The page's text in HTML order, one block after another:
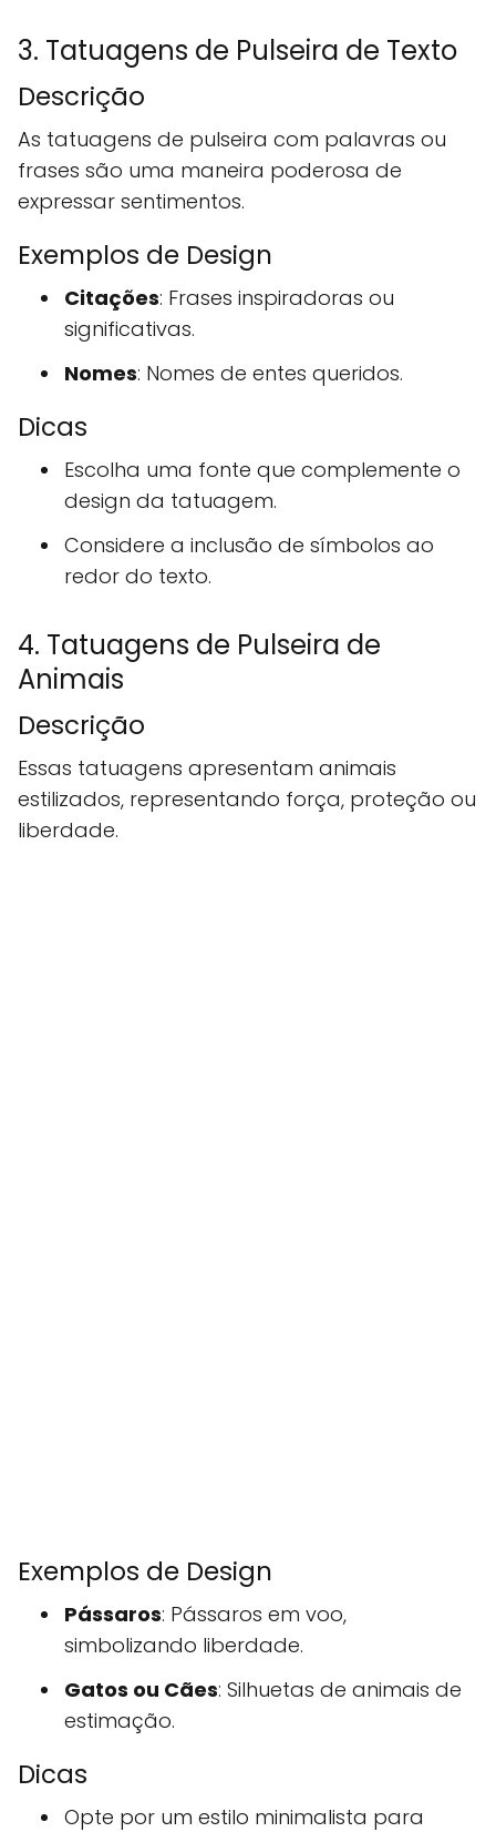
3. Tatuagens de Pulseira de Texto
Descrição
As tatuagens de pulseira com palavras ou
frases são uma maneira poderosa de
expressar sentimentos.
Exemplos de Design
Citações: Frases inspiradoras ou
significativas.
Nomes: Nomes de entes queridos.
Dicas
Escolha uma fonte que complemente o
design da tatuagem.
Considere a inclusão de símbolos ao
redor do texto.
4. Tatuagens de Pulseira de
Animais
Descrição
Essas tatuagens apresentam animais
estilizados, representando força, proteção ou
liberdade.
Exemplos de Design
Pássaros: Pássaros em voo,
simbolizando liberdade.
Gatos ou Cães: Silhuetas de animais de
estimação.
Dicas
Opte por um estilo minimalista para